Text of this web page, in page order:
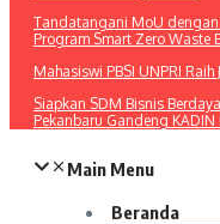
Tandatangani MoU dengan
Program Smart Zero Waste
Mahasiswi PBSI UNPRI
Siapkan SDM Bisnis
Pekanbaru Gandeng
Main Menu
Beranda